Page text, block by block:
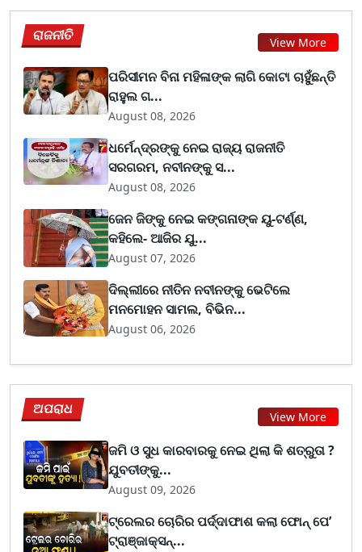
ରାଜନୀତି View More
ପରିସୀମନ ବିନା ମହିଳାଙ୍କ ଲାଗି କୋଟା ଚାହୁଁଛନ୍ତି
ରାହୁଲ ଗ...
August 08, 2026
ଧର୍ମେନ୍ଦ୍ରଙ୍କୁ ନେଇ ରାଜ୍ୟ ରାଜନୀତି
ସରଗରମ, ନବୀନଙ୍କୁ ସ...
August 08, 2026
ଜେନ ଜିଙ୍କୁ ନେଇ କଙ୍ଗନାଙ୍କ ୟୁ-ଟର୍ଣ୍ଣ,
କହିଲେ- ଆଜିର ଯୁ...
August 07, 2026
ଦିଲ୍ଲୀରେ ନୀତିନ ନବୀନଙ୍କୁ ଭେଟିଲେ
ମନମୋହନ ସାମଲ, ବିଭିନ...
August 06, 2026
ଅପରାଧ View More
ଜମି ଓ ସୁଧ କାରବାରକୁ ନେଇ ଥିଲା କି ଶତ୍ରୁତା ?
ଯୁବତୀଙ୍କୁ...
August 09, 2026
ଟ୍ରେଲର ଚୋରିର ପର୍ଦ୍ଦାଫାଶ କଲା ଫୋନ୍ ପେ’
ଟ୍ରାଞ୍ଜାକ୍ସନ୍...